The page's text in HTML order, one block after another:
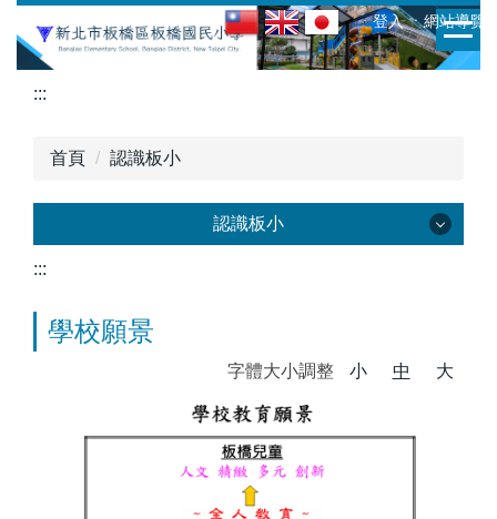
到
主
ㆍ登入 ㆍ網站導覽
:::
首頁 認識板小
認識板小
歷史沿革
:::
學校願景
字體大小調整 小 中 大